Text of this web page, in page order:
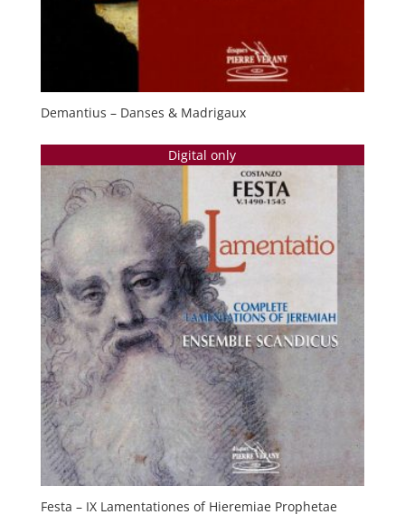
Demantius – Danses & Madrigaux
Digital only
Festa – IX Lamentationes of Hieremiae Prophetae